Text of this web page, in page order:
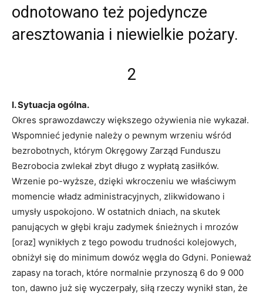
odnotowano też pojedyncze
aresztowania i niewielkie pożary.
2
I. Sytuacja ogólna.
Okres sprawozdawczy większego ożywienia nie wykazał.
Wspomnieć jedynie należy o pewnym wrzeniu wśród
bezrobotnych, którym Okręgowy Zarząd Funduszu
Bezrobocia zwlekał zbyt długo z wypłatą zasiłków.
Wrzenie po-wyższe, dzięki wkroczeniu we właściwym
momencie władz administracyjnych, zlikwidowano i
umysły uspokojono. W ostatnich dniach, na skutek
panujących w głębi kraju zadymek śnieżnych i mrozów
[oraz] wynikłych z tego powodu trudności kolejowych,
obniżył się do minimum dowóz węgla do Gdyni. Ponieważ
zapasy na torach, które normalnie przynoszą 6 do 9 000
ton, dawno już się wyczerpały, siłą rzeczy wynikł stan, że